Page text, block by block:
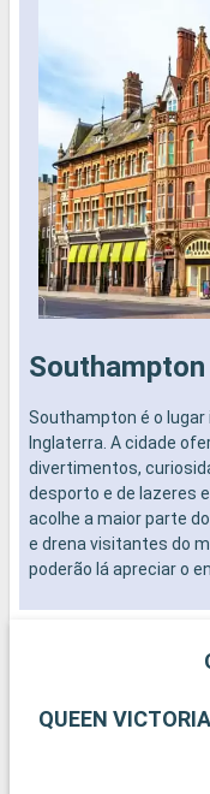
Southampton
Southampton é o lugar
Inglaterra. A cidade
divertimentos,
desporto e de lazeres
acolhe a maior parte
e drena visitantes do
poderão lá apreciar o
QUEEN VICTORIA